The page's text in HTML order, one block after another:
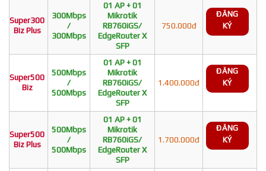
Super300
Biz Plus
300Mbps
/
300Mbps
01 AP + 01
Mikrotik
RB760iGS/
EdgeRouter X
SFP
750.000đ
ĐĂNG
KÝ
Super500
Biz
500Mbps
/
500Mbps
01 AP + 01
Mikrotik
RB760iGS/
EdgeRouter X
SFP
1.400.000đ
ĐĂNG
KÝ
Super500
Biz Plus
500Mbps
/
500Mbps
01 AP + 01
Mikrotik
RB760iGS/
EdgeRouter X
SFP
1.700.000đ
ĐĂNG
KÝ